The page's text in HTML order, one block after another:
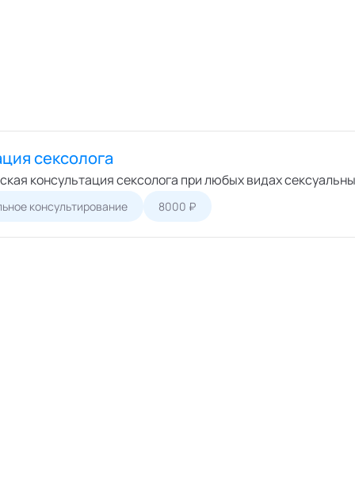
сексолога
консультация сексолога при любых видах
консультирование 8000 ₽